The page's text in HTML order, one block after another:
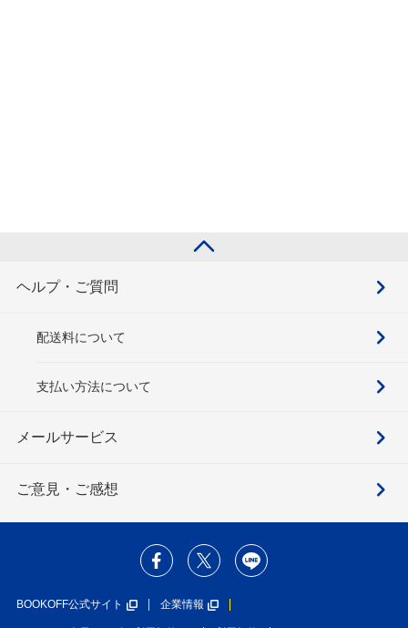
ヘルプ・ご質問
配送料について
支払い方法について
メールサービス
ご意見・ご感想
BOOKOFF公式サイト 企業情報